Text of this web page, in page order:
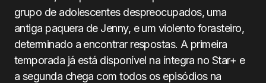
grupo de adolescentes despreocupados, uma
antiga paquera de Jenny, e um violento forasteiro,
determinado a encontrar respostas. A primeira
temporada já está disponível na íntegra no Star+ e
a segunda chega com todos os episódios na